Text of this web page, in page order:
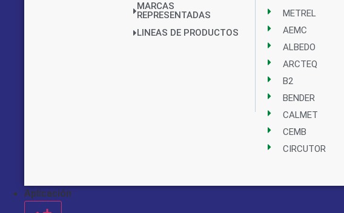
MARCAS
REPRESENTADAS
LINEAS DE PRODUCTOS
METREL
AEMC
ALBEDO
ARCTEQ
B2
BENDER
CALMET
CEMB
CIRCUTOR
Aplicación